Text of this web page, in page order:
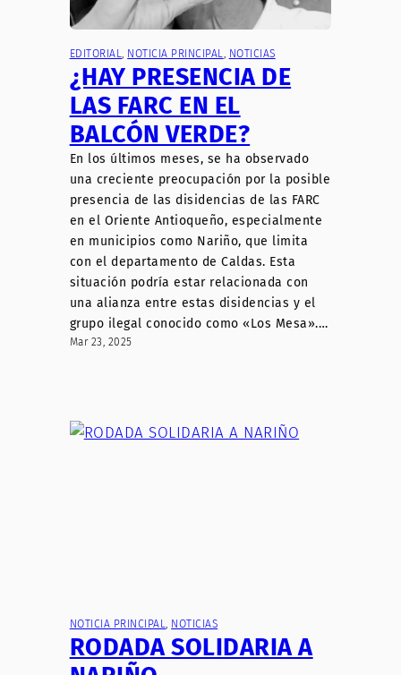
EDITORIAL NOTICIA PRINCIPAL NOTICIAS
¿HAY PRESENCIA DE
LAS FARC EN EL
BALCÓN VERDE?
​En los últimos meses, se ha observado
una creciente preocupación por la posible
presencia de las disidencias de las FARC
en el Oriente Antioqueño, especialmente
en municipios como Nariño, que limita
con el departamento de Caldas. Esta
situación podría estar relacionada con
una alianza entre estas disidencias y el
grupo ilegal conocido como «Los Mesa».​…
Mar 23, 2025
NOTICIA PRINCIPAL NOTICIAS
RODADA SOLIDARIA A